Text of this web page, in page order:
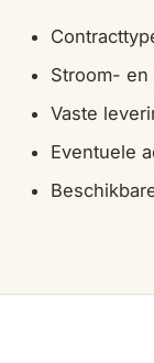
Stroom- en
Vaste
Eventuele